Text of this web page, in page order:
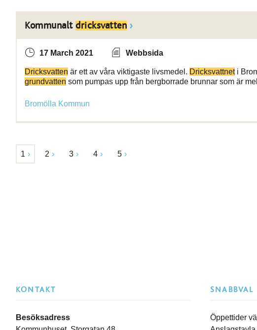
Kommunalt dricksvatten
17 March 2021 Webbsida
Dricksvatten är ett av våra viktigaste livsmedel. Dricksvattneti
grundvatten som pumpas upp från bergborrade brunnar som är
Bromölla Kommun
1 2 3 4 5
KONTAKT
Besöksadress
SNABBVAL
Öppettider